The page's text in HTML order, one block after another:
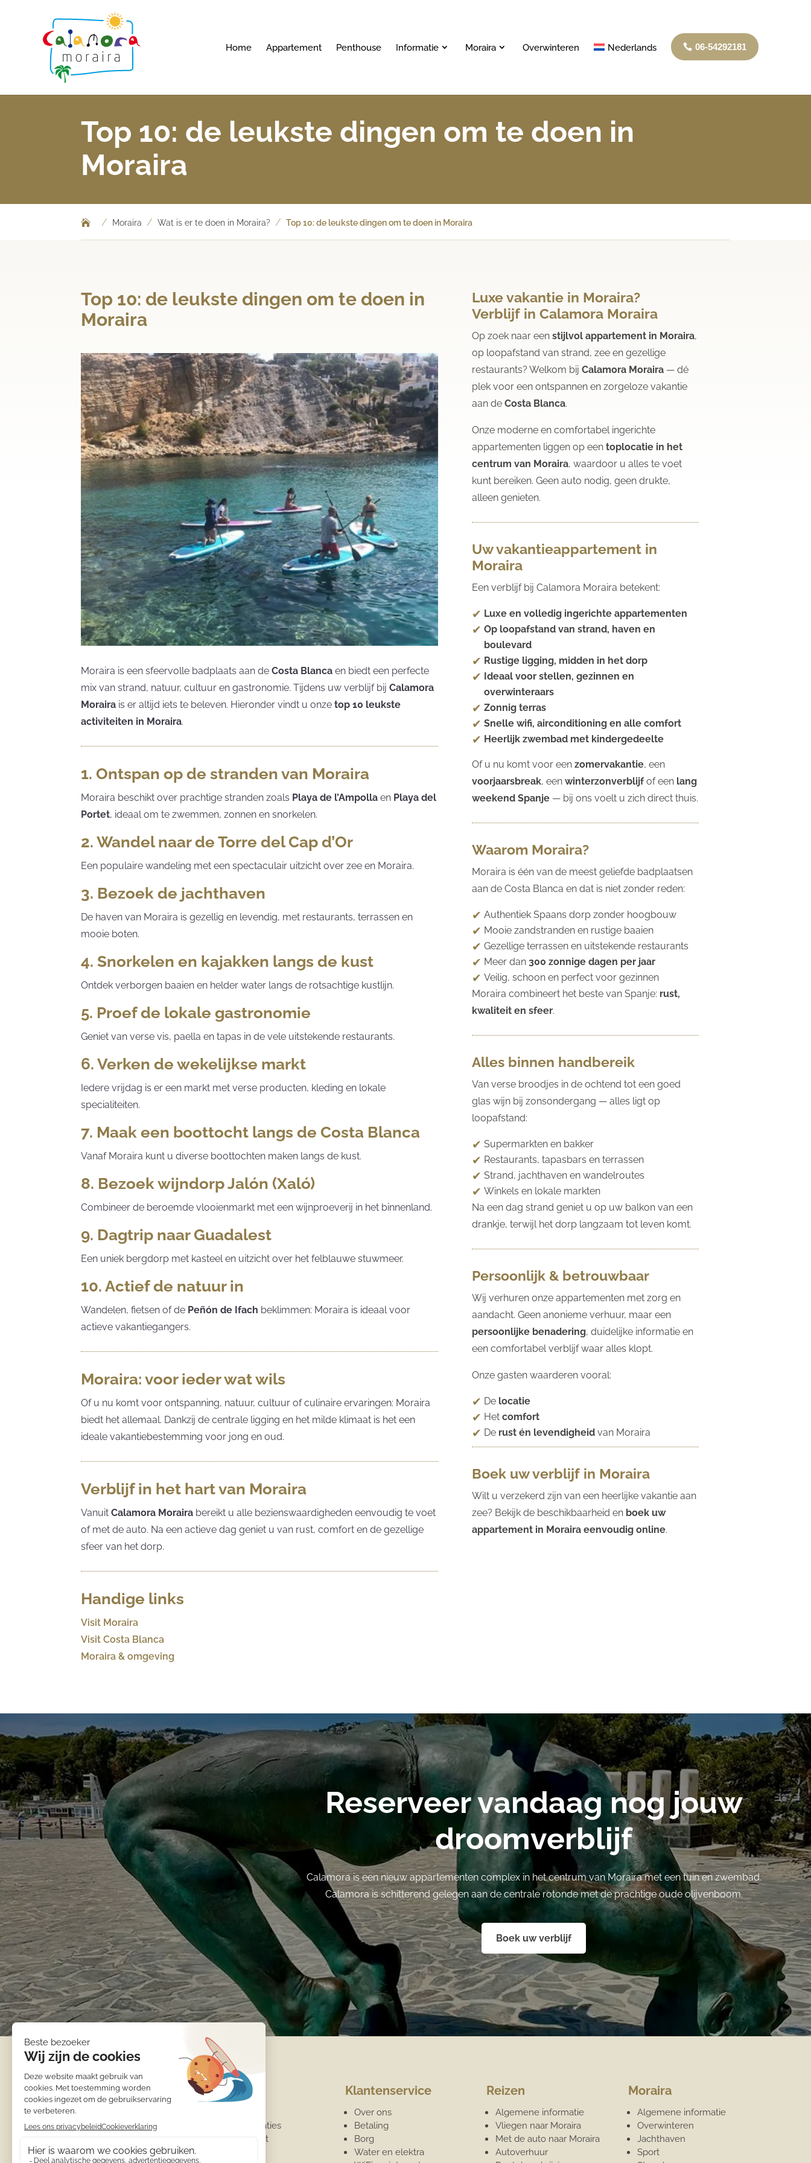
Home Appartement Penthouse Informatie Moraira Overwinteren Nederlands 06-54292181
Top 10: de leukste dingen om te doen in
Moraira
/ Moraira / Wat is er te doen in Moraira? / Top 10: de leukste dingen om te doen in Moraira
Top 10: de leukste dingen om te doen in
Moraira
Moraira is een sfeervolle badplaats aan deCosta Blanca en biedt een perfecte
mix van strand, natuur, cultuur en gastronomie. Tijdens uw verblijf bijCalamora
Moraira is er altijd iets te beleven. Hieronder vindt u onzetop 10 leukste
activiteiten in Moraira.
1. Ontspan op de stranden van Moraira
Moraira beschikt over prachtige stranden zoals Playa de l’Ampolla en Playa del
Portet, ideaal om te zwemmen, zonnen en snorkelen.
2. Wandel naar de Torre del Cap d’Or
Een populaire wandeling met een spectaculair uitzicht over zee en Moraira.
3. Bezoek de jachthaven
De haven van Moraira is gezellig en levendig, met restaurants, terrassen en
mooie boten.
4. Snorkelen en kajakken langs de kust
Ontdek verborgen baaien en helder water langs de rotsachtige kustlijn.
5. Proef de lokale gastronomie
Geniet van verse vis, paella en tapas in de vele uitstekende restaurants.
6. Verken de wekelijkse markt
Iedere vrijdag is er een markt met verse producten, kleding en lokale
specialiteiten.
7. Maak een boottocht langs de Costa Blanca
Vanaf Moraira kunt u diverse boottochten maken langs de kust.
8. Bezoek wijndorp Jalón (Xaló)
Combineer de beroemde vlooienmarkt met een wijnproeverij in het binnenland.
9. Dagtrip naar Guadalest
Een uniek bergdorp met kasteel en uitzicht over het felblauwe stuwmeer.
10. Actief de natuur in
Wandelen, fietsen of de Peñón de Ifach beklimmen: Moraira is ideaal voor
actieve vakantiegangers.
Moraira: voor ieder wat wils
Of u nu komt voor ontspanning, natuur, cultuur of culinaire ervaringen: Moraira
biedt het allemaal. Dankzij de centrale ligging en het milde klimaat is het een
ideale vakantiebestemming voor jong en oud.
Verblijf in het hart van Moraira
VanuitCalamora Moraira bereikt u alle bezienswaardigheden eenvoudig te voet
of met de auto. Na een actieve dag geniet u van rust, comfort en de gezellige
sfeer van het dorp.
Handige links
Visit Moraira
Visit Costa Blanca
Moraira & omgeving
Luxe vakantie in Moraira?
Verblijf in Calamora Moraira
Op zoek naar eenstijlvol appartement in Moraira,
op loopafstand van strand, zee en gezellige
restaurants? Welkom bijCalamora Moraira — dé
plek voor een ontspannen en zorgeloze vakantie
aan deCosta Blanca.
Onze moderne en comfortabel ingerichte
appartementen liggen op eentoplocatie in het
centrum van Moraira, waardoor u alles te voet
kunt bereiken. Geen auto nodig, geen drukte,
alleen genieten.
Uw vakantieappartement in
Moraira
Een verblijf bij Calamora Moraira betekent:
Luxe en volledig ingerichte appartementen
Op loopafstand van strand, haven en
boulevard
Rustige ligging, midden in het dorp
Ideaal voor stellen, gezinnen en
overwinteraars
Zonnig terras
Snelle wifi, airconditioning en alle comfort
Heerlijk zwembad met kindergedeelte
Of u nu komt voor eenzomervakantie, een
voorjaarsbreak, eenwinterzonverblijfof een lang
weekend Spanje — bij ons voelt u zich direct thuis.
Waarom Moraira?
Moraira is één van de meest geliefde badplaatsen
aan de Costa Blanca en dat is niet zonder reden:
Authentiek Spaans dorp zonder hoogbouw
Mooie zandstranden en rustige baaien
Gezellige terrassen en uitstekende restaurants
Meer dan300 zonnige dagen per jaar
Veilig, schoon en perfect voor gezinnen
Moraira combineert het beste van Spanje: rust,
kwaliteit en sfeer.
Alles binnen handbereik
Van verse broodjes in de ochtend tot een goed
glas wijn bij zonsondergang — alles ligt op
loopafstand:
Supermarkten en bakker
Restaurants, tapasbars en terrassen
Strand, jachthaven en wandelroutes
Winkels en lokale markten
Na een dag strand geniet u op uw balkon van een
drankje, terwijl het dorp langzaam tot leven komt.
Persoonlijk & betrouwbaar
Wij verhuren onze appartementen met zorg en
aandacht. Geen anonieme verhuur, maar een
persoonlijke benadering, duidelijke informatie en
een comfortabel verblijf waar alles klopt.
Onze gasten waarderen vooral:
De locatie
Hetcomfort
De rust én levendigheid van Moraira
Boek uw verblijf in Moraira
Wilt u verzekerd zijn van een heerlijke vakantie aan
zee? Bekijk de beschikbaarheid en boek uw
appartement in Moraira eenvoudig online.
Reserveer vandaag nog jouw
droomverblijf
Calamora is een nieuw appartementen complex in het centrum van Moraira met een tuin en zwembad.
Calamora is schitterend gelegen aan de centrale rotonde met de prachtige oude olijvenboom.
Boek uw verblijf
Informatie
Accommodaties
Appartement
Klantenservice
Over ons
Betaling
Borg
Water en elektra
Reizen
Algemene informatie
Vliegen naar Moraira
Met de auto naar Moraira
Autoverhuur
Moraira
Algemene informatie
Overwinteren
Jachthaven
Sport